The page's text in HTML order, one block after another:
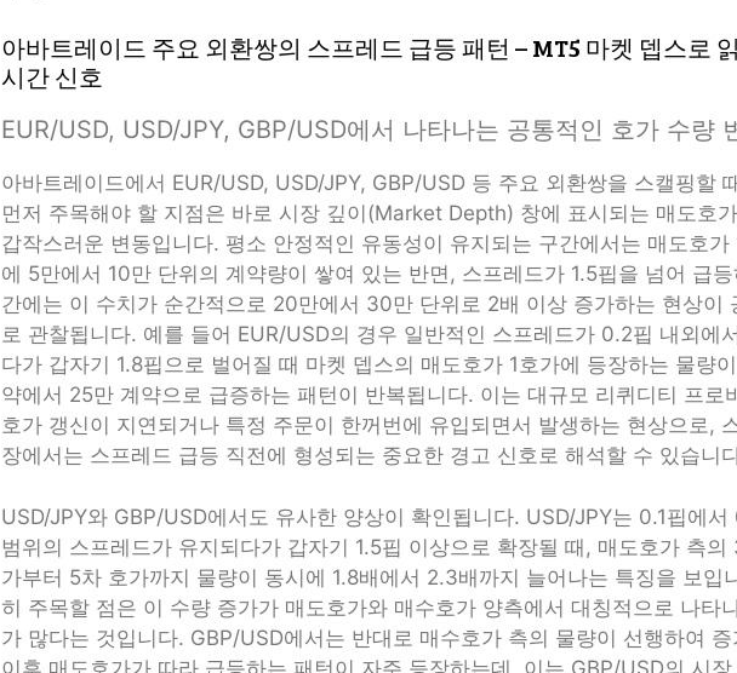
아바트레이드 주요 외환쌍의 스프레드 급등 패턴 – MT5 마켓 뎁스로
시간 신호
EUR/USD, USD/JPY, GBP/USD에서 나타나는 공통적인 호가 수량
아바트레이드에서 EUR/USD, USD/JPY, GBP/USD 등 주요 외환쌍을 스캘핑할
먼저 주목해야 할 지점은 바로 시장 깊이(Market Depth) 창에 표시되는 매도호
갑작스러운 변동입니다. 평소 안정적인 유동성이 유지되는 구간에서는 매도호가
에 5만에서 10만 단위의 계약량이 쌓여 있는 반면, 스프레드가 1.5핍을 넘어 급
간에는 이 수치가 순간적으로 20만에서 30만 단위로 2배 이상 증가하는 현상이
로 관찰됩니다. 예를 들어 EUR/USD의 경우 일반적인 스프레드가 0.2핍 내외에
다가 갑자기 1.8핍으로 벌어질 때 마켓 뎁스의 매도호가 1호가에 등장하는 물량
약에서 25만 계약으로 급증하는 패턴이 반복됩니다. 이는 대규모 리퀴디티 프로
호가 갱신이 지연되거나 특정 주문이 한꺼번에 유입되면서 발생하는 현상으로,
장에서는 스프레드 급등 직전에 형성되는 중요한 경고 신호로 해석할 수 있습니
USD/JPY와 GBP/USD에서도 유사한 양상이 확인됩니다. USD/JPY는 0.1핍에서
범위의 스프레드가 유지되다가 갑자기 1.5핍 이상으로 확장될 때, 매도호가 측의
가부터 5차 호가까지 물량이 동시에 1.8배에서 2.3배까지 늘어나는 특징을 보입
히 주목할 점은 이 수량 증가가 매도호가와 매수호가 양측에서 대칭적으로 나타
가 많다는 것입니다. GBP/USD에서는 반대로 매수호가 측의 물량이 선행하여 증
이후 매도호가가 따라 급등하는 패턴이 자주 등장하는데, 이는 GBP/USD의 시장